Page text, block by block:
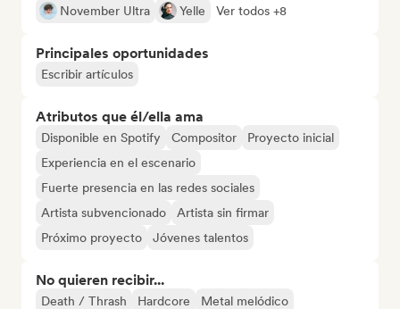
November Ultra
Yelle Ver todos +8
Principales oportunidades
Escribir artículos
Atributos que él/ella ama
Disponible en Spotify Compositor
Proyecto inicial
Experiencia en el escenario
Fuerte presencia en las redes sociales
Artista subvencionado
Artista sin firmar
Próximo proyecto
Jóvenes talentos
No quieren recibir...
Death / Thrash Hardcore
Metal melódico